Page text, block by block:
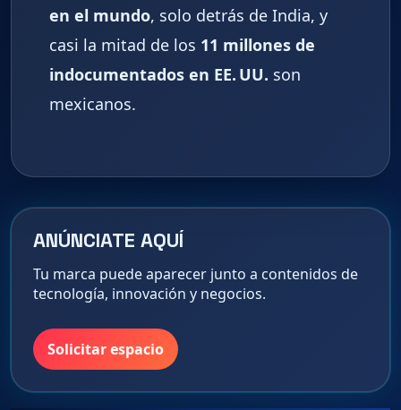
en el mundo, solo detrás de India, y
casi la mitad de los 11 millones de
indocumentados en EE. UU. son
mexicanos.
ANÚNCIATE AQUÍ
Tu marca puede aparecer junto a contenidos de
tecnología, innovación y negocios.
Solicitar espacio